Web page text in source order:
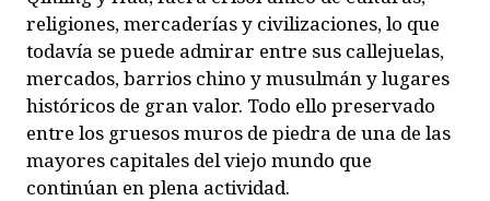
religiones, mercaderías y civilizaciones, lo que
todavía se puede admirar entre sus callejuelas,
mercados, barrios chino y musulmán y lugares
históricos de gran valor. Todo ello preservado
entre los gruesos muros de piedra de una de las
mayores capitales del viejo mundo que
continúan en plena actividad.